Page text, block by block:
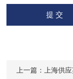
上一篇： 上海供